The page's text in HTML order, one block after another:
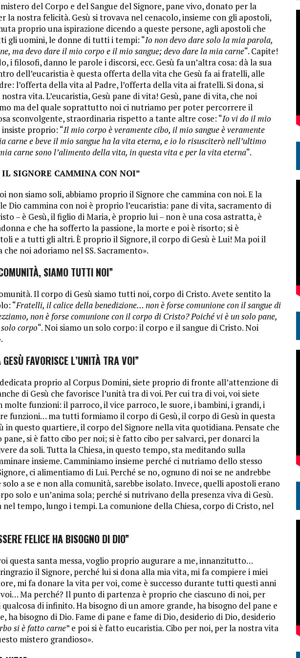
del Corpo e del Sangue del Signore, pane vivo, donato per la
la nostra felicità. Gesù si trovava nel cenacolo, insieme con gli apostoli,
proprio una ispirazione dicendo a queste persone, agli apostoli che
gli uomini, le donne di tutti i tempi: “Io non devo dare solo la mia parola,
ma devo dare il mio corpo e il mio sangue; devo dare la mia carne“. Capite!
i filosofi, danno le parole i discorsi, ecc. Gesù fa un’altra cosa: dà la sua
dell’eucaristia è questa offerta della vita che Gesù fa ai fratelli, alle
l’offerta della vita al Padre, l’offerta della vita ai fratelli. Si dona, si
vita. L’eucaristia, Gesù pane di vita! Gesù, pane di vita, che noi
ma del quale soprattutto noi ci nutriamo per poter percorrere il
sconvolgente, straordinaria rispetto a tante altre cose: “Io vi do il mio
insiste proprio: “Il mio corpo è veramente cibo, il mio sangue è veramente
carne e beve il mio sangue ha la vita eterna, e io lo risusciterò nell’ultimo
carne sono l’alimento della vita, in questa vita e per la vita eterna“.
SIGNORE CAMMINA CON NOI”
non siamo soli, abbiamo proprio il Signore che cammina con noi. E la
Dio cammina con noi è proprio l’eucaristia: pane di vita, sacramento di
– è Gesù, il figlio di Maria, è proprio lui – non è una cosa astratta, è
e che ha sofferto la passione, la morte e poi è risorto; si è
e a tutti gli altri. È proprio il Signore, il corpo di Gesù è Lui! Ma poi il
che noi adoriamo nel SS. Sacramento».
SIAMO TUTTI NOI”
Il corpo di Gesù siamo tutti noi, corpo di Cristo. Avete sentito la
“Fratelli, il calice della benedizione… non è forse comunione con il sangue di
non è forse comunione con il corpo di Cristo? Poiché vi è un solo pane,
corpo“. Noi siamo un solo corpo: il corpo e il sangue di Cristo. Noi
FAVORISCE L’UNITÀ TRA VOI”
proprio al Corpus Domini, siete proprio di fronte all’attenzione di
di Gesù che favorisce l’unità tra di voi. Per cui tra di voi, voi siete
molte funzioni: il parroco, il vice parroco, le suore, i bambini, i grandi, i
funzioni… ma tutti formiamo il corpo di Gesù, il corpo di Gesù in questa
in questo quartiere, il corpo del Signore nella vita quotidiana. Pensate che
si è fatto cibo per noi; si è fatto cibo per salvarci, per donarci la
da soli. Tutta la Chiesa, in questo tempo, sta meditando sulla
insieme. Camminiamo insieme perché ci nutriamo dello stesso
ci alimentiamo di Lui. Perché se no, ognuno di noi se ne andrebbe
a se e non alla comunità, sarebbe isolato. Invece, quelli apostoli erano
solo e un’anima sola; perché si nutrivano della presenza viva di Gesù.
tempo, lungo i tempi. La comunione della Chiesa, corpo di Cristo, nel
FELICE HA BISOGNO DI DIO”
questa santa messa, voglio proprio augurare a me, innanzitutto…
il Signore, perché lui si dona alla mia vita, mi fa compiere i miei
mi fa donare la vita per voi, come è successo durante tutti questi anni
Ma perché? Il punto di partenza è proprio che ciascuno di noi, per
qualcosa di infinito. Ha bisogno di un amore grande, ha bisogno del pane e
ha bisogno di Dio. Fame di pane e fame di Dio, desiderio di Dio, desiderio
si è fatto carne” e poi si è fatto eucaristia. Cibo per noi, per la nostra vita
mistero grandioso».